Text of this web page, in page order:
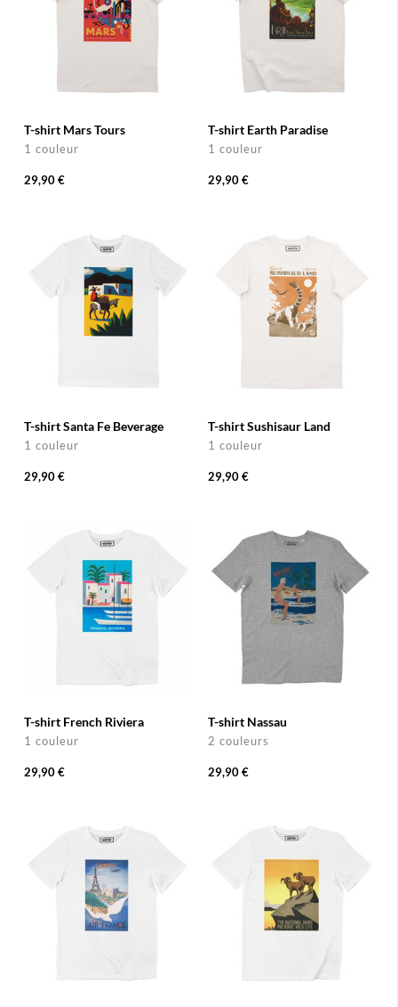
T-shirt Mars Tours
1 couleur
29,90 €
T-shirt Earth Paradise
1 couleur
29,90 €
T-shirt Santa Fe Beverage
1 couleur
29,90 €
T-shirt Sushisaur Land
1 couleur
29,90 €
T-shirt French Riviera
1 couleur
29,90 €
T-shirt Nassau
2 couleurs
29,90 €